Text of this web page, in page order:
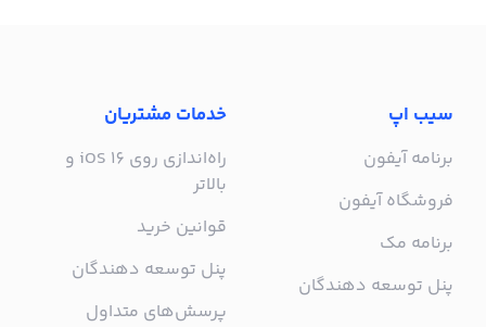
سیب اپ
برنامه آیفون
فروشگاه آیفون
برنامه مک
پنل توسعه دهندگان
خدمات مشتریان
راه‌اندازی روی iOS 16 و
بالاتر
قوانین خرید
پنل توسعه دهندگان
پرسش‌های متداول